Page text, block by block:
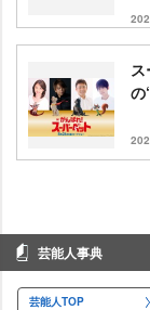
の
芸能人事典
芸能人TOP